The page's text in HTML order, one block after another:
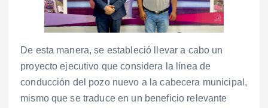
De esta manera, se estableció llevar a cabo un
proyecto ejecutivo que considera la línea de
conducción del pozo nuevo a la cabecera municipal,
mismo que se traduce en un beneficio relevante